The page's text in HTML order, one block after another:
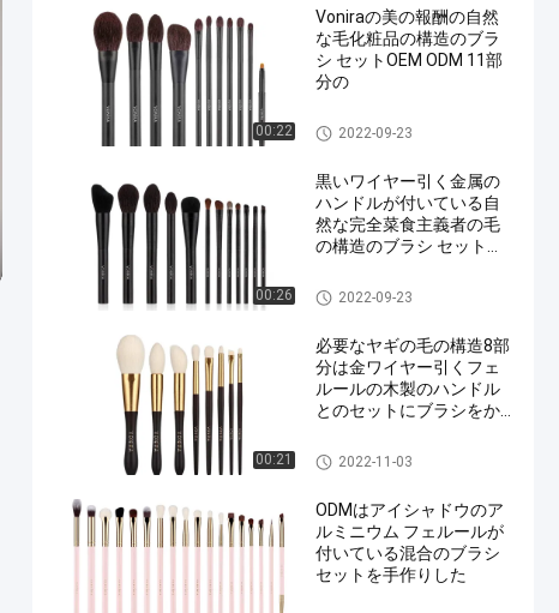
00:22
Voniraの美の報酬の自然
な毛化粧品の構造のブラ
シ セットOEM ODM 11部
分の
自然な毛の構造のブラシ
2022-09-23
00:26
黒いワイヤー引く金属の
ハンドルが付いている自
然な完全菜食主義者の毛
の構造のブラシ セット
自然な毛の構造のブラシ
2022-09-23
00:21
必要なヤギの毛の構造8部
分は金ワイヤー引くフェ
ルールの木製のハンドル
とのセットにブラシをか
自然な毛の構造のブラシ
2022-11-03
ODMはアイシャドウのア
ルミニウム フェルールが
付いている混合のブラシ
セットを手作りした